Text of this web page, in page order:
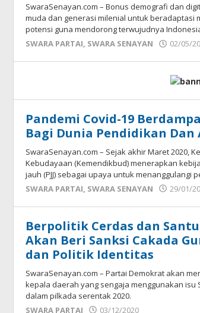
SwaraSenayan.com – Bonus demografi dan
muda dan generasi milenial untuk beradaptasi
potensi guna mendorong terwujudnya
SWARA PARTAI, SWARA SENAYAN 02/05/
Pandemi Covid-19
Bagi Dunia Pendidikan Dan
SwaraSenayan.com – Sejak akhir Maret 2020,
Kebudayaan (Kemendikbud) menerapkan
jauh (PJJ) sebagai upaya untuk menanggulangi
SWARA PARTAI SWARA SENAYAN 29/01/
Berpolitik Cerdas dan
Akan Beri Sanksi Cakada
dan Politik Identitas
SwaraSenayan.com – Partai Demokrat akan
kepala daerah yang sengaja menggunakan isu
dalam pilkada serentak 2020.
SWARA PARTAI
03/12/2020